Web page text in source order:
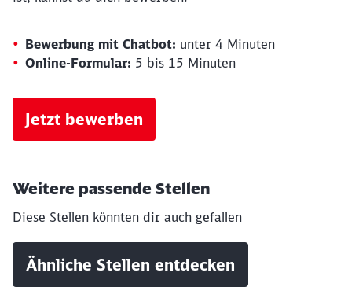
Bewerbung mit Chatbot: unter 4 Minuten
Online-Formular: 5 bis 15 Minuten
Jetzt bewerben
Weitere passende Stellen
Diese Stellen könnten dir auch gefallen
Ähnliche Stellen entdecken